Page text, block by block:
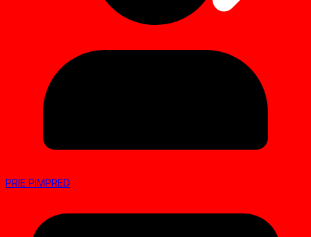
PRIE PIMPRED